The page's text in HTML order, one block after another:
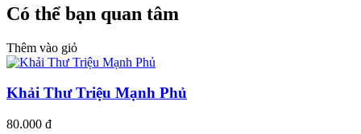
Có thể bạn quan tâm
Thêm vào giỏ
Khải Thư Triệu Mạnh Phủ
80.000 đ